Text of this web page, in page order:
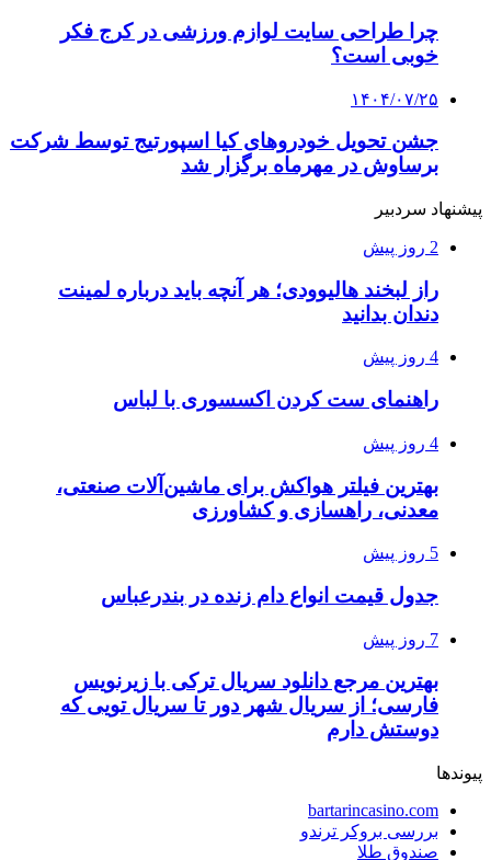
چرا طراحی سایت لوازم ورزشی در کرج فکر
خوبی است؟
۱۴۰۴/۰۷/۲۵
جشن تحویل خودروهای کیا اسپورتیج توسط شرکت
برساوش در مهرماه برگزار شد
پیشنهاد سردبیر
2 روز پیش
راز لبخند هالیوودی؛ هر آنچه باید درباره لمینت
دندان بدانید
4 روز پیش
راهنمای ست کردن اکسسوری با لباس
4 روز پیش
بهترین فیلتر هواکش برای ماشین‌آلات صنعتی،
معدنی، راهسازی و کشاورزی
5 روز پیش
جدول قیمت انواع دام زنده در بندرعباس
7 روز پیش
بهترین مرجع دانلود سریال ترکی با زیرنویس
فارسی؛ از سریال شهر دور تا سریال تویی که
دوستش دارم
پیوندها
bartarincasino.com
بررسی بروکر ترندو
صندوق طلا